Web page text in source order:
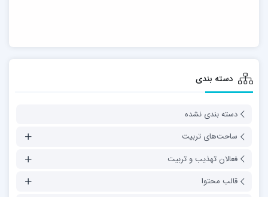
دسته بندی
دسته بندی نشده
ساحت‌های تربیت
فعالان تهذیب و تربیت
قالب محتوا